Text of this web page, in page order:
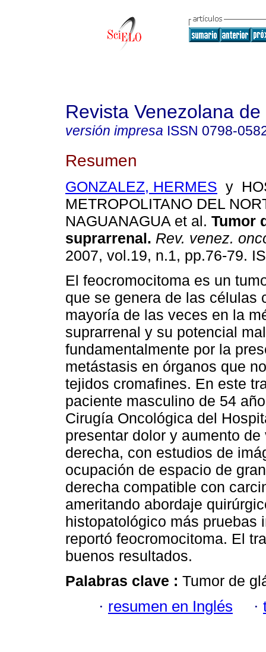
Revista Venezolana
versión impresa ISSN 0798-
Resumen
GONZALEZ, HERMES y
METROPOLITANO DEL
NAGUANAGUA et al. Tumor
suprarrenal. Rev. venez.
2007, vol.19, n.1, pp.76-79.
El feocromocitoma es un
que se genera de las células
mayoría de las veces en la
suprarrenal y su potencial
fundamentalmente por la
metástasis en órganos que
tejidos cromafines. En este
paciente masculino de 54
Cirugía Oncológica del
presentar dolor y aumento
derecha, con estudios de
ocupación de espacio de
derecha compatible con
ameritando abordaje
histopatológico más pruebas
reportó feocromocitoma. El
buenos resultados.
Palabras clave : Tumor de
· resumen en Inglés ·